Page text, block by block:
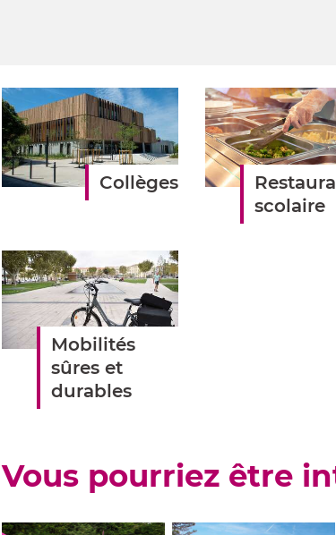
Dans
cette
rubrique
Collèges
scolaire
Mobilités
sûres et
durables
Vous pourriez être